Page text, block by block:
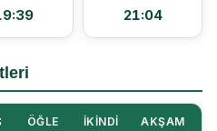
21:04
ÖĞLE İKINDI AKŞAM